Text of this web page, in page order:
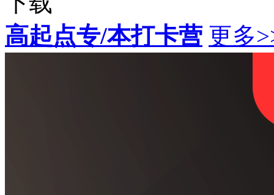
高起点专/本打卡营 更多